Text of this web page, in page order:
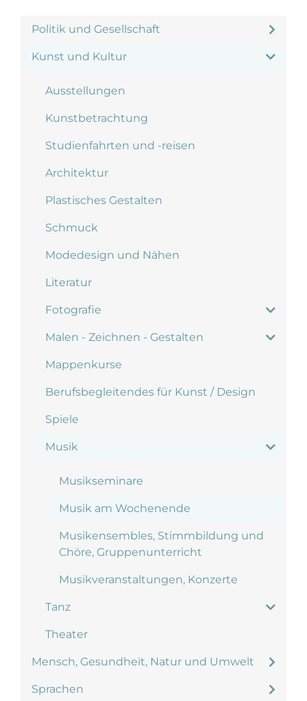
Politik und Gesellschaft
Kunst und Kultur
Ausstellungen
Kunstbetrachtung
Studienfahrten und -reisen
Architektur
Plastisches Gestalten
Schmuck
Modedesign und Nähen
Literatur
Fotografie
Malen - Zeichnen - Gestalten
Mappenkurse
Berufsbegleitendes für Kunst / Design
Spiele
Musik
Musikseminare
Musik am Wochenende
Musikensembles, Stimmbildung und
Chöre, Gruppenunterricht
Musikveranstaltungen, Konzerte
Tanz
Theater
Mensch, Gesundheit, Natur und Umwelt
Sprachen